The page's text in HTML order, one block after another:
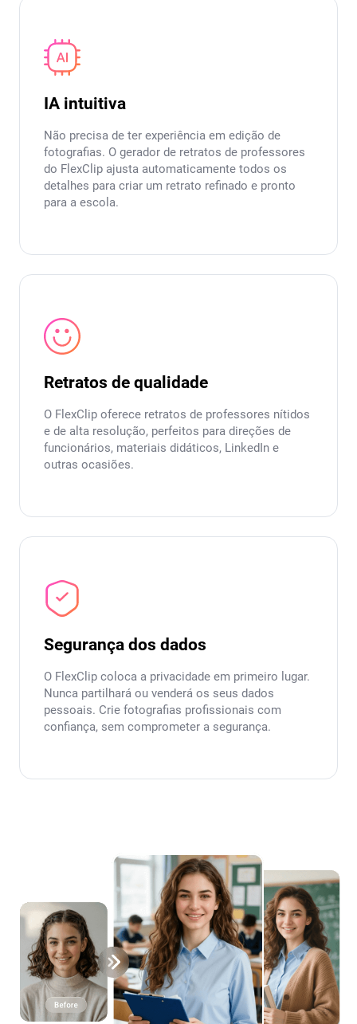
IA intuitiva
Não precisa de ter experiência em edição de
fotografias. O gerador de retratos de professores
do FlexClip ajusta automaticamente todos os
detalhes para criar um retrato refinado e pronto
para a escola.
Retratos de qualidade
O FlexClip oferece retratos de professores nítidos
e de alta resolução, perfeitos para direções de
funcionários, materiais didáticos, LinkedIn e
outras ocasiões.
Segurança dos dados
O FlexClip coloca a privacidade em primeiro lugar.
Nunca partilhará ou venderá os seus dados
pessoais. Crie fotografias profissionais com
confiança, sem comprometer a segurança.